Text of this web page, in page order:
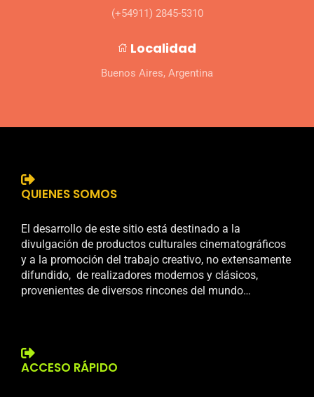
(+54911) 2845-5310
Localidad
Buenos Aires, Argentina
QUIENES SOMOS
El desarrollo de este sitio está destinado a la
divulgación de productos culturales cinematográficos
y a la promoción del trabajo creativo, no extensamente
difundido, de realizadores modernos y clásicos,
provenientes de diversos rincones del mundo…
ACCESO RÁPIDO